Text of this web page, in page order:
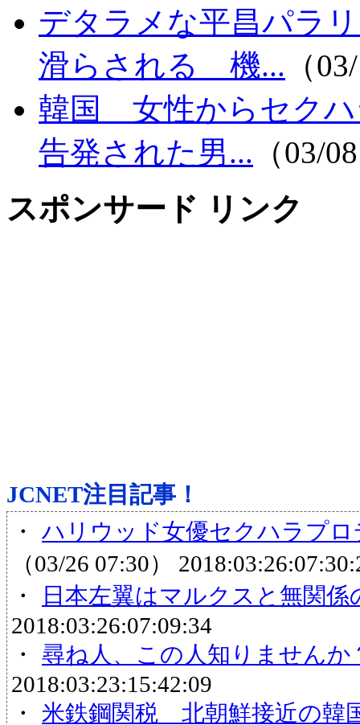
デタラメな平昌パラ
滑らされる 機... （
韓国 女性からセク
告発された男... （03/
スポンサード リンク
JCNET注目記事！
・ ハリウッド女優セクハラプ
（03/26 07:30）
・
日本左翼はマルクスと無関係
2018:03:26:07:09:34
・ 尋ね人、この人知りませんか
2018:03:23:15:42:09
・ 米鉄鋼関税 北朝鮮接近の韓